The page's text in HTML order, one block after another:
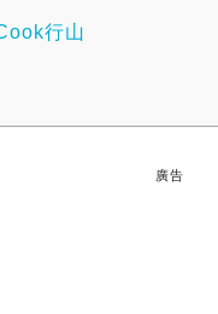
行山
廣告